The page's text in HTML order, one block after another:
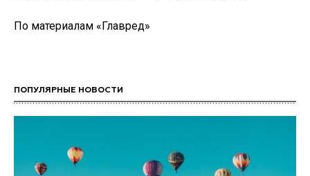
По материалам «Главред»
ПОПУЛЯРНЫЕ НОВОСТИ